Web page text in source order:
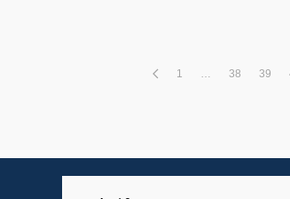
1 38 39